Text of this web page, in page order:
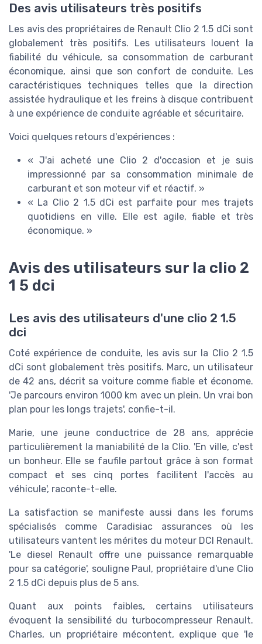
Des avis utilisateurs très positifs
Les avis des propriétaires de Renault Clio 2 1.5 dCi sont
globalement très positifs. Les utilisateurs louent la
fiabilité du véhicule, sa consommation de carburant
économique, ainsi que son confort de conduite. Les
caractéristiques techniques telles que la direction
assistée hydraulique et les freins à disque contribuent
à une expérience de conduite agréable et sécuritaire.
Voici quelques retours d'expériences :
« J'ai acheté une Clio 2 d'occasion et je suis
impressionné par sa consommation minimale de
carburant et son moteur vif et réactif. »
« La Clio 2 1.5 dCi est parfaite pour mes trajets
quotidiens en ville. Elle est agile, fiable et très
économique. »
Avis des utilisateurs sur la clio 2
1 5 dci
Les avis des utilisateurs d'une clio 2 1.5
dci
Coté expérience de conduite, les avis sur la Clio 2 1.5
dCi sont globalement très positifs. Marc, un utilisateur
de 42 ans, décrit sa voiture comme fiable et économe.
'Je parcours environ 1000 km avec un plein. Un vrai bon
plan pour les longs trajets', confie-t-il.
Marie, une jeune conductrice de 28 ans, apprécie
particulièrement la maniabilité de la Clio. 'En ville, c'est
un bonheur. Elle se faufile partout grâce à son format
compact et ses cinq portes facilitent l'accès au
véhicule', raconte-t-elle.
La satisfaction se manifeste aussi dans les forums
spécialisés comme Caradisiac assurances où les
utilisateurs vantent les mérites du moteur DCI Renault.
'Le diesel Renault offre une puissance remarquable
pour sa catégorie', souligne Paul, propriétaire d'une Clio
2 1.5 dCi depuis plus de 5 ans.
Quant aux points faibles, certains utilisateurs
évoquent la sensibilité du turbocompresseur Renault.
Charles, un propriétaire mécontent, explique que 'le